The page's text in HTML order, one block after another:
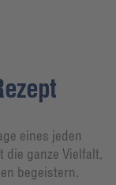
eines jeden
die ganze Vielfalt,
begeistern.